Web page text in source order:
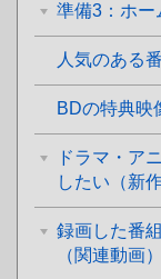
準備3：ホー
人気のある
BDの特典映
ドラマ・ア
したい（新
録画した番
（関連動画）